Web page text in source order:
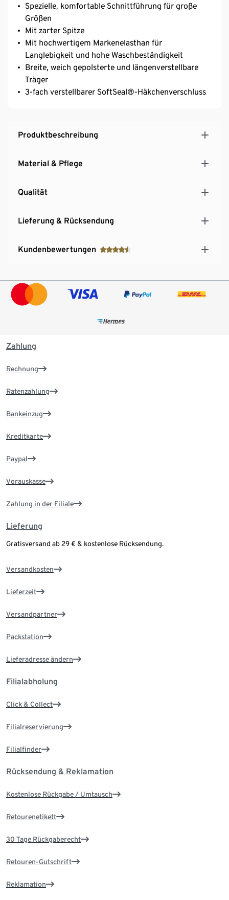
Spezielle, komfortable Schnittführung für große
Größen
Mit zarter Spitze
Mit hochwertigem Markenelasthan für
Langlebigkeit und hohe Waschbeständigkeit
Breite, weich gepolsterte und längenverstellbare
Träger
3-fach verstellbarer SoftSeal®-Häkchenverschluss
Produktbeschreibung
Material & Pflege
Qualität
Lieferung & Rücksendung
Kundenbewertungen
Zahlung
Rechnung
Ratenzahlung
Bankeinzug
Kreditkarte
Paypal
Vorauskasse
Zahlung in der Filiale
Lieferung
Gratisversand ab 29 € & kostenlose Rücksendung.
Versandkosten
Lieferzeit
Versandpartner
Packstation
Lieferadresse ändern
Filialabholung
Click & Collect
Filialreservierung
Filialfinder
Rücksendung & Reklamation
Kostenlose Rückgabe / Umtausch
Retourenetikett
30 Tage Rückgaberecht
Retouren-Gutschrift
Reklamation